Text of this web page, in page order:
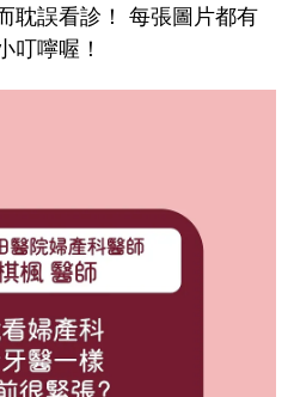
耽誤看診！ 每張圖片都有
叮嚀喔！